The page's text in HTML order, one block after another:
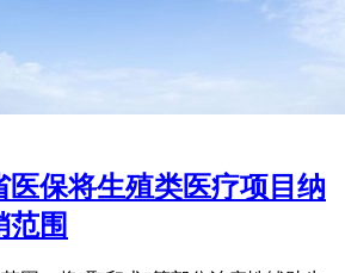
医保将生殖类医疗项目纳
范围